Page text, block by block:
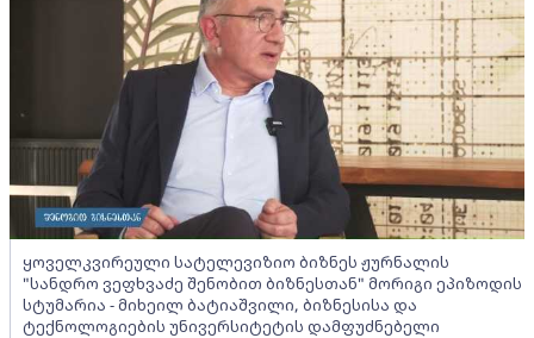
ყოველკვირეული სატელევიზიო ბიზნეს ჟურნალის
"სანდრო ვეფხვაძე შენობით ბიზნესთან" მორიგი ეპიზოდის
სტუმარია - მიხეილ ბატიაშვილი, ბიზნესისა და
ტექნოლოგიების უნივერსიტეტის დამფუძნებელი